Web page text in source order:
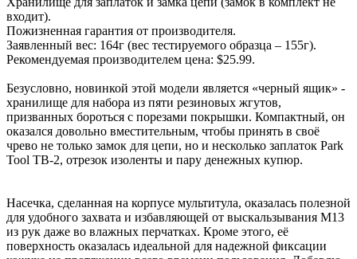
входит).
Пожизненная гарантия от производителя.
Заявленный вес: 164г (вес тестируемого образца – 155г).
Рекомендуемая производителем цена: $25.99.
Безусловно, новинкой этой модели является «черный ящик» -
хранилище для набора из пяти резиновых жгутов,
призванных бороться с порезами покрышки. Компактный, он
оказался довольно вместительным, чтобы принять в своё
чрево не только замок для цепи, но и несколько заплаток Park
Tool TB-2, отрезок изоленты и пару денежных купюр.
Насечка, сделанная на корпусе мультитула, оказалась полезной
для удобного захвата и избавляющей от выскальзывания M13
из рук даже во влажных перчатках. Кроме этого, её
поверхность оказалась идеальной для надежной фиксации